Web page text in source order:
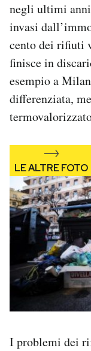
Newsletter
Notifiche
Regala il Post
negli ultimi
invasi
cento dei rifiuti
finisce in
esempio a
differenziata,
I problemi dei